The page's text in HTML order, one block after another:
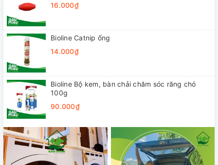
16.000₫
Bioline Catnip ống
14.000₫
Bioline Bộ kem, bàn chải chăm sóc răng chó
100g
90.000₫